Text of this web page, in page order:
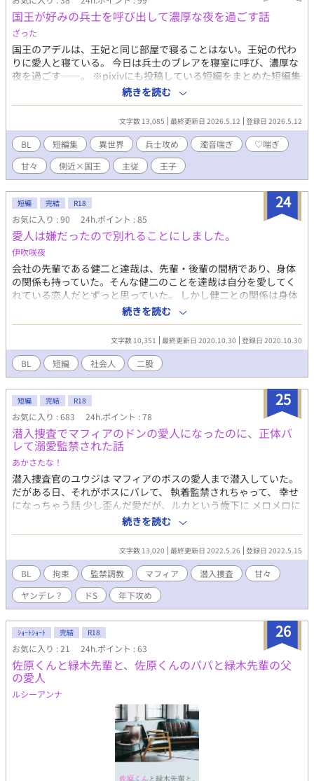
ールを完璧な紳士に育てて、王女と結婚させなさい！ それがマ
リユスへの究極の復讐となるのよ！」 そして、ジュールはテオ
ドールをこの国一番の「理想の結婚相手」に育てるべく奮闘を始
める。 ――６年後。念願かなって完璧な男に成長したテオドー
ルだったが、なぜか育ての親であるジュールに対して異常な執着
を見せるようになり……。 養子（義理の甥）×淫紋持ちの育ての
親（義理の叔父）※血の繋がりはありません ※最終的には固定カ
プですが、攻めは複数（R18シーンあり） 主人公は真面目です
が、割と惚れっぽく、流されやすい系です。 R18シーンに予告は
ありません。 【お知らせ】まめさん（@mamedanuki_bl）に第
５１話のイラストを描いていただきました！！ ５１話の挿絵にも
なっていますのでぜひご覧ください❤
国王が好みの兵士を呼び出して濃厚な夜を過ごす話
ざった
国王のアデルは、王妃と同じ部屋で寝ることはない。王妃の代わ
りに愛人と寝ている。 今日は兵士のブレアを寝室に呼び、濃厚な
夜を過ごす――。 ※pixivにも投稿している短編をまとめた短編集
です。 ※一話目と二話目は同軸ですが、三話目と四話目はそれぞ
れ別軸の話です。 ※♡喘ぎ、濁音喘ぎあり
続きを読む
文字数 13,085 最終更新日 2026.5.12 登録日 2026.5.12
BL 短編集 異世界 兵士攻め 濁音喘ぎ
♡喘ぎ
甘々
側近×国王 主従 王子
24
短編 完結 R18
お気に入り : 90 24h.ポイント : 85
愛人は嫌だったので別れることにしました。
伊吹咲夜
会社の先輩である健二と達哉は、先輩・後輩の間柄であり、身体
の関係も持っていた。そんな健二のことを達哉は自分を愛してく
れている恋人だとずっと思っていた。 しかし健二との関係は身体
だけで、それ以上のことはない。疑問に思っていた日、健二が結
婚したと朝礼で報告が。健二は達哉のことを愛してはいなかった
続きを読む
文字数 10,351 最終更新日 2020.10.30 登録日 2020.10.30
BL 短編 社会人 二股
25
短編 完結 R18
お気に入り : 683 24h.ポイント : 78
潜入捜査でマフィアのドンの愛人になったのに、正体バ
レて溺愛監禁された話
あかさたな！
潜入捜査官のユウジは マフィアのボスの愛人まで潜入していた。
だがある日、それがボスにバレて、 執着監禁されちゃって、 幸せ
になっちゃう話 少し歪んだ愛だが、ルカという歳下に メロメロに
溺愛されちゃう。 そんなハッピー寄りなティーストです！ ▶︎潜入
捜査とかスパイとか設定がかなりゆるふわですが、 雰囲気だけ楽
しんでいただけると幸いです！ ＿＿＿＿＿ ▶︎タイトルそのうち変
えます 2022/05/16変更！ 拘束（仮題名）→ 潜入捜査でマフィア
のドンの愛人になったのに、正体バレて溺愛監禁された話 ▶︎毎日
18時更新頑張ります！一万字前後のお話に収める予定です
2022/05/24の更新は1日お休みします。すみません。 ▶︎▶︎r18
表現が含まれます※ ◀︎◀︎ ＿＿＿＿＿
続きを読む
文字数 13,020 最終更新日 2022.5.26 登録日 2022.5.15
BL 拘束 監禁調教 マフィア 潜入捜査
甘々
ヤンデレ？
ドS 年下攻め
26
ｼｮｰﾄｼｮｰﾄ 完結 R18
お気に入り : 21 24h.ポイント : 63
佐原くんと緑木先輩と、佐原くんのパパと緑木先輩の父
の愛人
ルシーアンナ